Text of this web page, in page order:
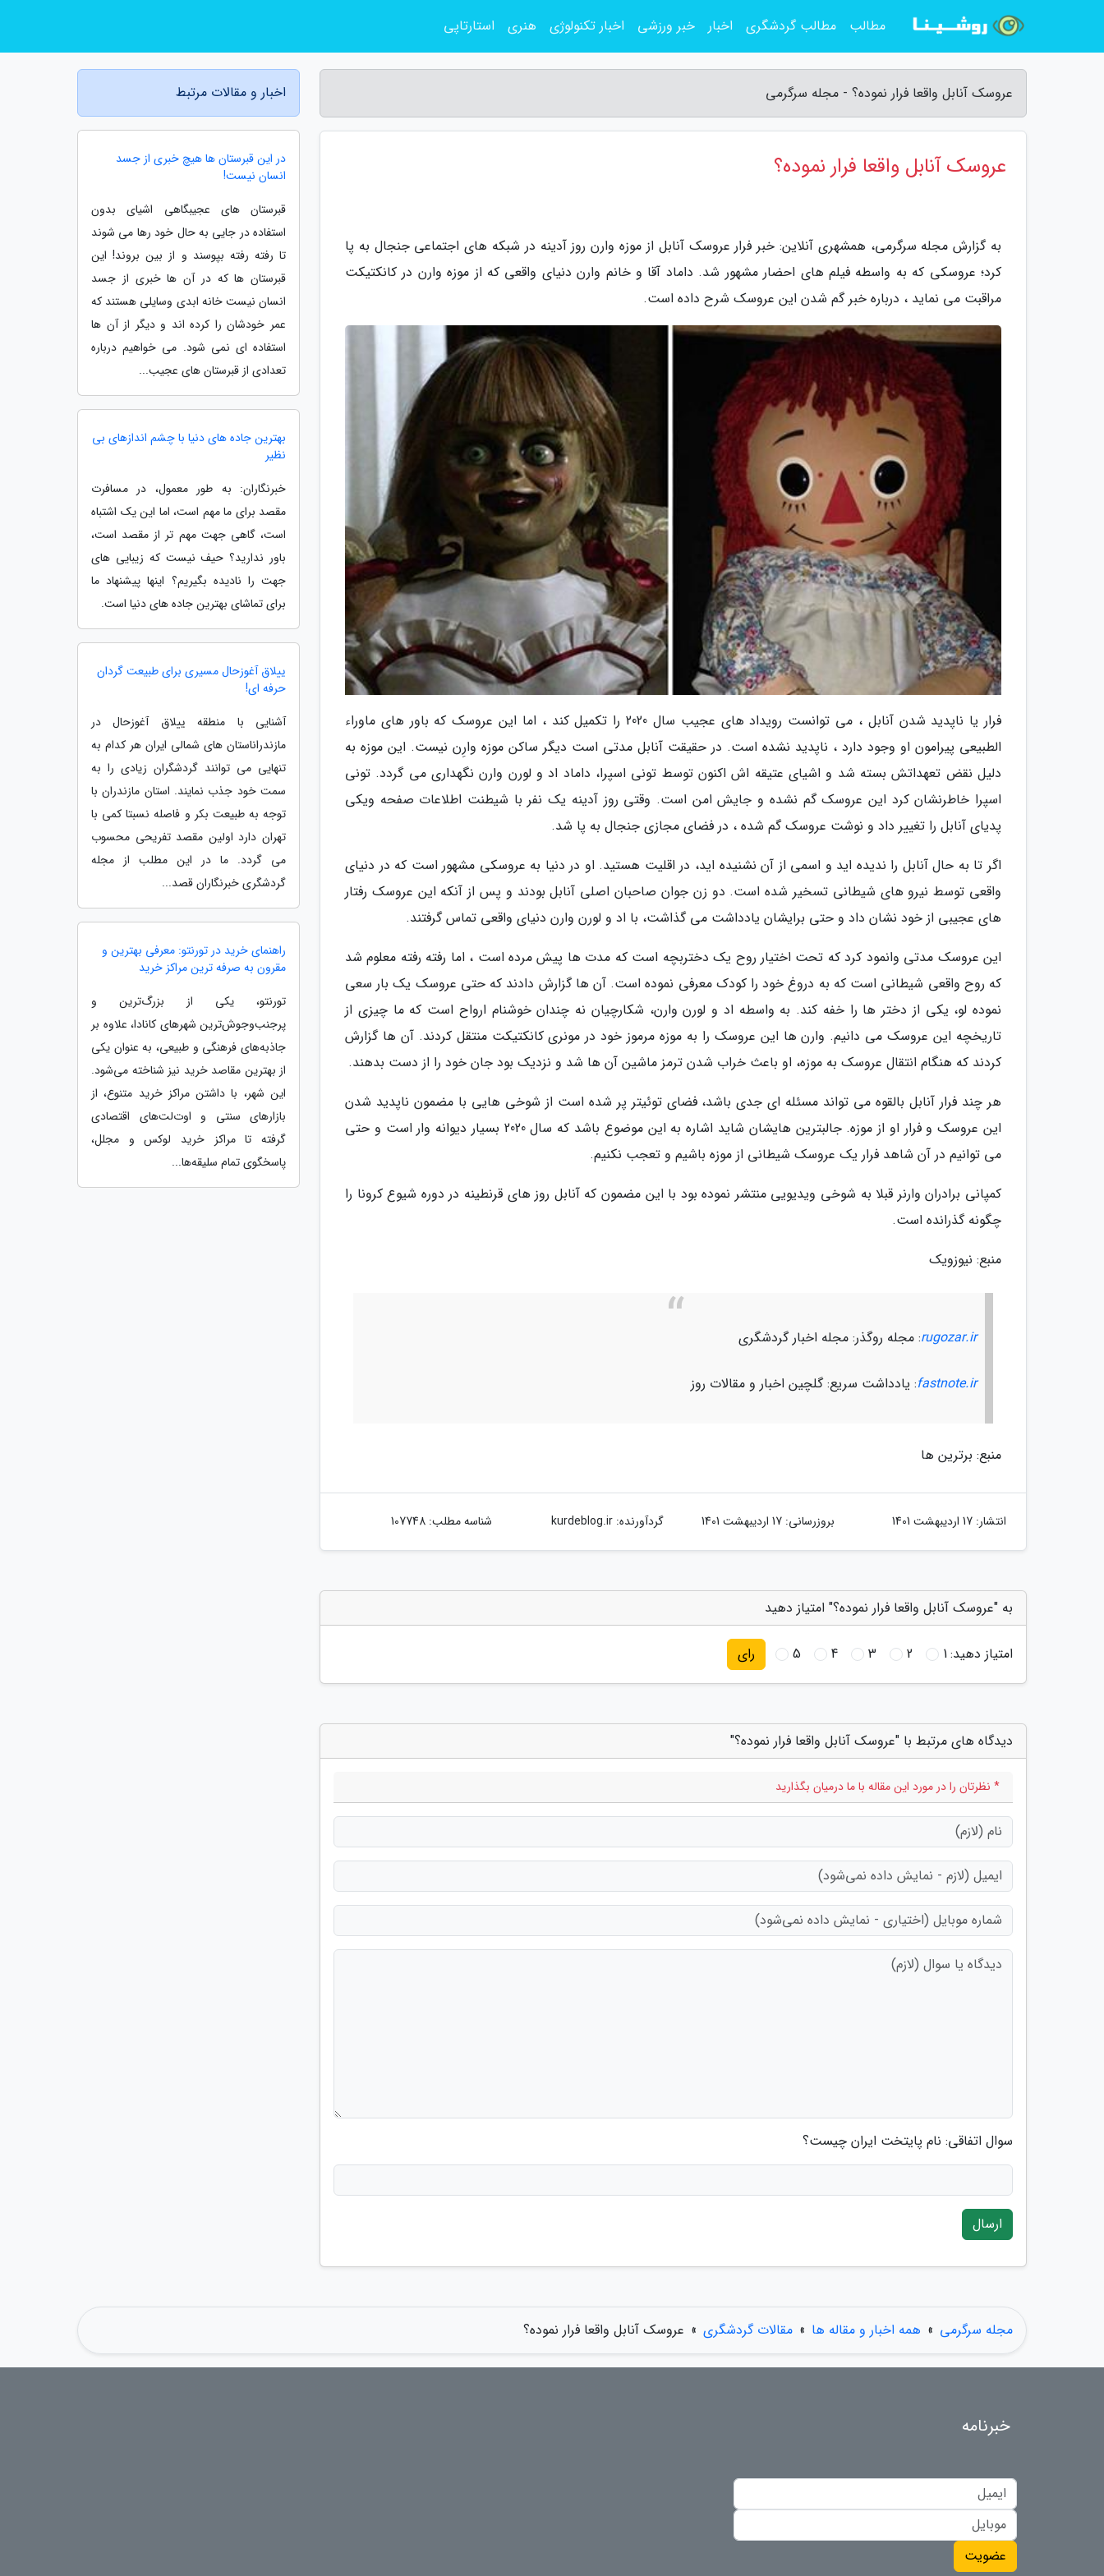
عروسک آنابل واقعا فرار نموده؟ - مجله سرگرمی
عروسک آنابل واقعا فرار نموده؟
به گزارش مجله سرگرمی، همشهری آنلاین: خبر فرار عروسک آنابل از موزه وارن روز آدینه در شبکه های اجتماعی جنجال به پا
کرد؛ عروسکی که به واسطه فیلم های احضار مشهور شد. داماد آقا و خانم وارن دنیای واقعی که از موزه وارن در کانکتیکت
مراقبت می نماید ، درباره خبر گم شدن این عروسک شرح داده است.
فرار یا ناپدید شدن آنابل ، می توانست رویداد های عجیب سال 2020 را تکمیل کند ، اما این عروسک که باور های ماوراء
الطبیعی پیرامون او وجود دارد ، ناپدید نشده است. در حقیقت آنابل مدتی است دیگر ساکن موزه وارِن نیست. این موزه به
دلیل نقض تعهداتش بسته شد و اشیای عتیقه اش اکنون توسط تونی اسپرا، داماد اد و لورن وارن نگهداری می گردد. تونی
اسپرا خاطرنشان کرد این عروسک گم نشده و جایش امن است. وقتی روز آدینه یک نفر با شیطنت اطلاعات صفحه ویکی
پدیای آنابل را تغییر داد و نوشت عروسک گم شده ، در فضای مجازی جنجال به پا شد.
اگر تا به حال آنابل را ندیده اید و اسمی از آن نشنیده اید، در اقلیت هستید. او در دنیا به عروسکی مشهور است که در دنیای
واقعی توسط نیرو های شیطانی تسخیر شده است. دو زن جوان صاحبان اصلی آنابل بودند و پس از آنکه این عروسک رفتار
های عجیبی از خود نشان داد و حتی برایشان یادداشت می گذاشت، با اد و لورن وارن دنیای واقعی تماس گرفتند.
این عروسک مدتی وانمود کرد که تحت اختیار روح یک دختربچه است که مدت ها پیش مرده است ، اما رفته رفته معلوم شد
که روح واقعی شیطانی است که به دروغ خود را کودک معرفی نموده است. آن ها گزارش دادند که حتی عروسک یک بار سعی
نموده لو، یکی از دختر ها را خفه کند. به واسطه اد و لورن وارن، شکارچیان نه چندان خوشنام ارواح است که ما چیزی از
تاریخچه این عروسک می دانیم. وارن ها این عروسک را به موزه مرموز خود در مونری کانکتیکت منتقل کردند. آن ها گزارش
کردند که هنگام انتقال عروسک به موزه، او باعث خراب شدن ترمز ماشین آن ها شد و نزدیک بود جان خود را از دست بدهند.
هر چند فرار آنابل بالقوه می تواند مسئله ای جدی باشد، فضای توئیتر پر شده است از شوخی هایی با مضمون ناپدید شدن
این عروسک و فرار او از موزه. جالبترین هایشان شاید اشاره به این موضوع باشد که سال 2020 بسیار دیوانه وار است و حتی
می توانیم در آن شاهد فرار یک عروسک شیطانی از موزه باشیم و تعجب نکنیم.
کمپانی برادران وارنر قبلا به شوخی ویدیویی منتشر نموده بود با این مضمون که آنابل روز های قرنطینه در دوره شیوع کرونا را
چگونه گذرانده است.
منبع: نیوزویک
rugozar.ir: مجله روگذر: مجله اخبار گردشگری
fastnote.ir: یادداشت سریع: گلچین اخبار و مقالات روز
منبع: برترین ها
انتشار: 17 اردیبهشت 1401 بروزرسانی: 17 اردیبهشت 1401 گردآورنده:kurdeblog.ir شناسه مطلب: 107748
به "عروسک آنابل واقعا فرار نموده؟" امتیاز دهید
امتیاز دهید:1
2
3
4
5 رای
دیدگاه های مرتبط با "عروسک آنابل واقعا فرار نموده؟"
* نظرتان را در مورد این مقاله با ما درمیان بگذارید
سوال اتفاقی: نام پایتخت ایران چیست؟
ارسال
اخبار و مقالات مرتبط
در این قبرستان ها هیچ خبری از جسد
انسان نیست!
قبرستان های عجیبگاهی اشیای بدون
استفاده در جایی به حال خود رها می شوند
تا رفته رفته بپوسند و از بین بروند! این
قبرستان ها که در آن ها خبری از جسد
انسان نیست خانه ابدی وسایلی هستند که
عمر خودشان را کرده اند و دیگر از آن ها
استفاده ای نمی شود. می خواهیم درباره
تعدادی از قبرستان های عجیب...
بهترین جاده های دنیا با چشم اندازهای بی
نظیر
خبرنگاران: به طور معمول، در مسافرت
مقصد برای ما مهم است، اما این یک اشتباه
است، گاهی جهت مهم تر از مقصد است،
باور ندارید؟ حیف نیست که زیبایی های
جهت را نادیده بگیریم؟ اینها پیشنهاد ما
برای تماشای بهترین جاده های دنیا است.
ییلاق آغوزحال مسیری برای طبیعت گردان
حرفه ای!
آشنایی با منطقه ییلاق آغوزحال در
مازندراناستان های شمالی ایران هر کدام به
تنهایی می توانند گردشگران زیادی را به
سمت خود جذب نمایند. استان مازندران با
توجه به طبیعت بکر و فاصله نسبتا کمی با
تهران دارد اولین مقصد تفریحی محسوب
می گردد. ما در این مطلب از مجله
گردشگری خبرنگاران قصد...
راهنمای خرید در تورنتو: معرفی بهترین و
مقرون به صرفه ترین مراکز خرید
تورنتو، یکی از بزرگ‌ترین و
پرجنب‌وجوش‌ترین شهرهای کانادا، علاوه بر
جاذبه‌های فرهنگی و طبیعی، به عنوان یکی
از بهترین مقاصد خرید نیز شناخته می‌شود.
این شهر، با داشتن مراکز خرید متنوع، از
بازارهای سنتی و اوت‌لت‌های اقتصادی
گرفته تا مراکز خرید لوکس و مجلل،
پاسخگوی تمام سلیقه‌ها...
مجله سرگرمی » همه اخبار و مقاله ها » مقالات گردشگری » عروسک آنابل واقعا فرار نموده؟
مطالب مطالب گردشگری اخبار خبر ورزشی اخبار تکنولوژی هنری استارتاپی
خبرنامه
عضویت